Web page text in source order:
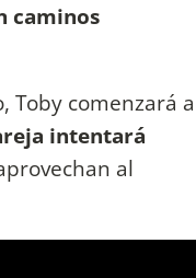
caminos
Toby comenzará a
intentará
al